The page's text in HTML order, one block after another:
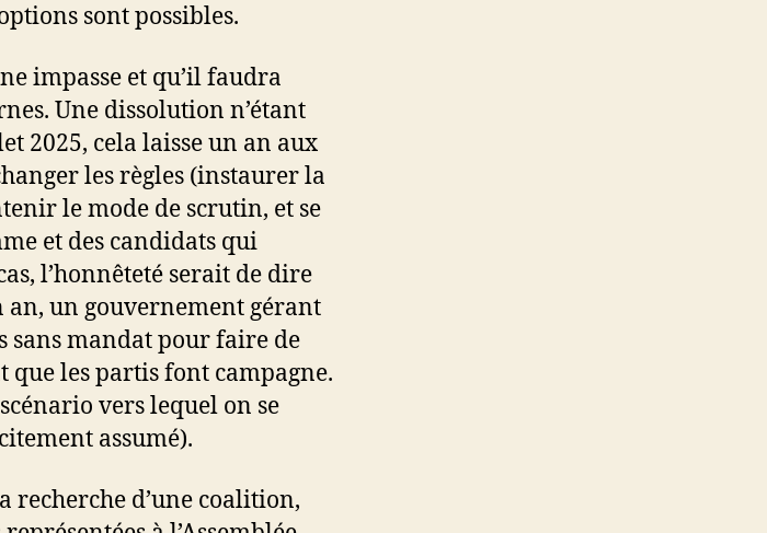
sont possibles.
impasse et qu’il faudra
Une dissolution n’étant
2025, cela laisse un an aux
les règles (instaurer la
le mode de scrutin, et se
et des candidats qui
l’honnêteté serait de dire
an, un gouvernement gérant
sans mandat pour faire de
que les partis font campagne.
vers lequel on se
assumé).
recherche d’une coalition,